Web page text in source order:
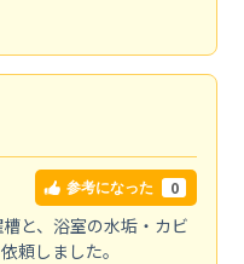
参考になった 0
と、浴室の水垢・カビ
頼しました。